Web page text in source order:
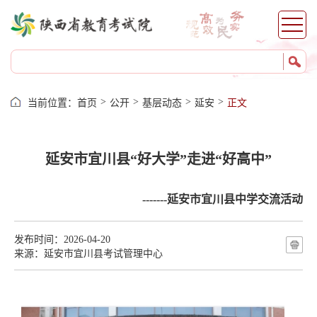
当前位置： 首页 > 公开 > 基层动态 > 延安 > 正文
延安市宜川县“好大学”走进“好高中”
-------延安市宜川县中学交流活动
发布时间：2026-04-20
来源：延安市宜川县考试管理中心